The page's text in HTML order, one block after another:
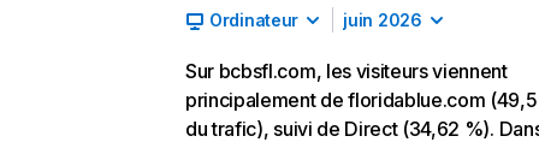
Ordinateur juin 2026
Sur bcbsfl.com, les visiteurs viennent
principalement de floridablue.com
du trafic), suivi de Direct (34,62 %).